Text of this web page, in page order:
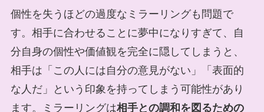
個性を失うほどの過度なミラーリングも問題で
す。相手に合わせることに夢中になりすぎて、自
分自身の個性や価値観を完全に隠してしまうと、
相手は「この人には自分の意見がない」「表面的
な人だ」という印象を持ってしまう可能性があり
ます。ミラーリングは相手との調和を図るための